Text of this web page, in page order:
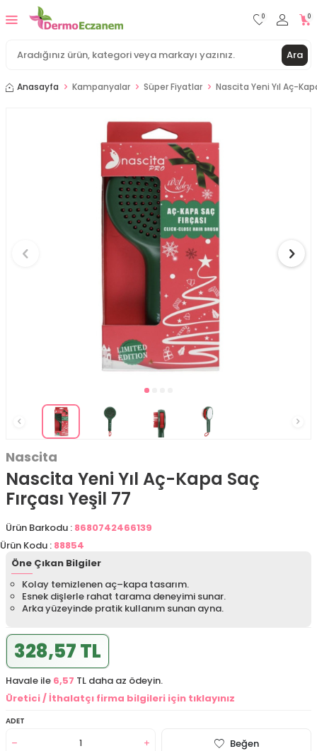
Ara
0 0
Anasayfa Kampanyalar Süper Fiyatlar Nascita Yeni Yıl Aç-
Nascita
Nascita Yeni Yıl Aç-Kapa Saç
Fırçası Yeşil 77
Ürün Barkodu : 8680742466139
Ürün Kodu : 88854
Öne Çıkan Bilgiler
Kolay temizlenen aç–kapa tasarım.
Esnek dişlerle rahat tarama deneyimi sunar.
Arka yüzeyinde pratik kullanım sunan ayna.
328,57 TL
Havale ile 6,57 TL daha az ödeyin.
Üretici / İthalatçı firma bilgileri için tıklayınız
ADET
Beğen